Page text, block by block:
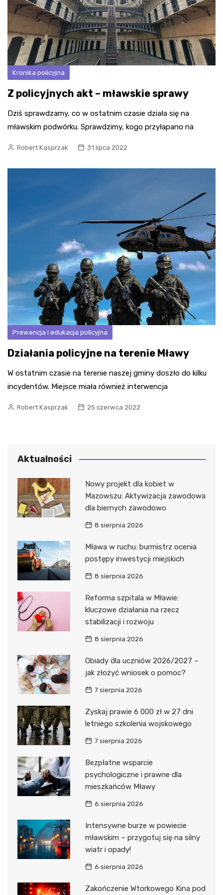
Kronika policyjna
Z policyjnych akt – mławskie sprawy
Dziś sprawdzamy, co w ostatnim czasie działa się na
mławskim podwórku. Sprawdzimy, kogo przyłapano na
Robert Kasprzak 31 lipca 2022
Prewencja i edukacja policyjna
Działania policyjne na terenie Mławy
W ostatnim czasie na terenie naszej gminy doszło do kilku
incydentów. Miejsce miała również interwencja
Robert Kasprzak 25 czerwca 2022
Aktualności
Nowy projekt dla kobiet w
Mazowszu: Aktywizacja zawodowa
dla biernych zawodowo
8 sierpnia 2026
Mława w ruchu: burmistrz ocenia
postępy inwestycji miejskich
8 sierpnia 2026
Reforma szpitala w Mławie:
kluczowe działania na rzecz
stabilizacji i rozwoju
8 sierpnia 2026
Obiady dla uczniów 2026/2027 –
jak złożyć wniosek o pomoc?
7 sierpnia 2026
Zyskaj prawie 6 000 zł w 27 dni
letniego szkolenia wojskowego
7 sierpnia 2026
Bezpłatne wsparcie
psychologiczne i prawne dla
mieszkańców Mławy
6 sierpnia 2026
Intensywne burze w powiecie
mławskim – przygotuj się na silny
wiatr i opady!
6 sierpnia 2026
Zakończenie Wtorkowego Kina pod